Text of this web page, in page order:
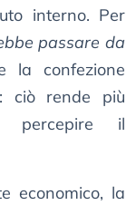
interno. Per
passare da
la confezione
ciò rende più
percepire il
economico, la